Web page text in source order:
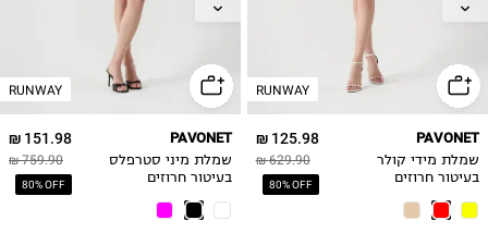
RUNWAY
L
125.98 ₪
629.90 ₪
80% OFF
PAVONET
שמלת מידי קולר
בעיטור חרוזים
RUNWAY
L
151.98 ₪
759.90 ₪
80% OFF
PAVONET
שמלת מיני סטרפלס
בעיטור חרוזים